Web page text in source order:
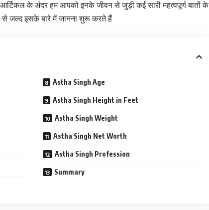
के अंदर हम आपको इनके जीवन से जुड़ी कई सारी महत्वपूर्ण बातों के
से जल्द इसके बारे में जानना शुरू करते हैं
Astha Singh Age
Astha Singh Height in Feet
Astha Singh Weight
Astha Singh Net Worth
Astha Singh Profession
Summary